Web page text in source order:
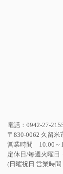
電話：0942-27-
〒830-0062 久留米
営業時間 10:00～
定休日/毎週火曜日
(日曜祝日 営業時